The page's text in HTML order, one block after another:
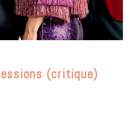
(critique)